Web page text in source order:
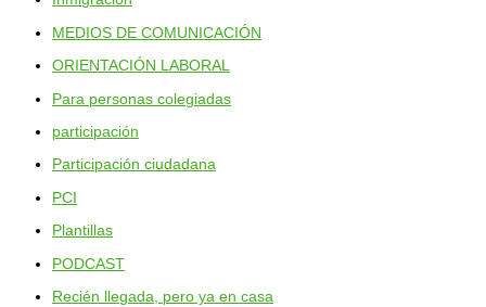
MEDIOS DE COMUNICACIÓN
ORIENTACIÓN LABORAL
Para personas colegiadas
participación
Participación ciudadana
PCI
Plantillas
PODCAST
Recién llegada, pero ya en casa